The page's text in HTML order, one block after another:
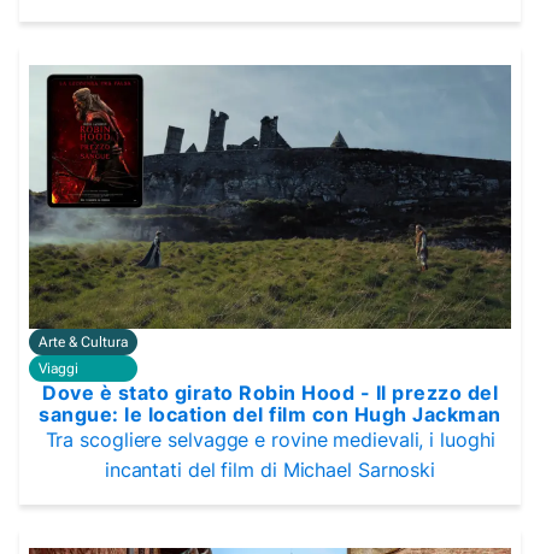
Arte & Cultura
Viaggi
Dove è stato girato Robin Hood - Il prezzo del
sangue: le location del film con Hugh Jackman
Tra scogliere selvagge e rovine medievali, i luoghi
incantati del film di Michael Sarnoski